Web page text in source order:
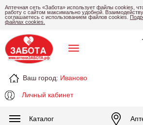
Аптечная сеть «Забота» использует файлы cookies,
работу с сайтом максимально удобной.
соглашаетесь с использованием файлов cookies.
файлах cookies.
Ваш город: Иваново
Личный кабинет
Каталог